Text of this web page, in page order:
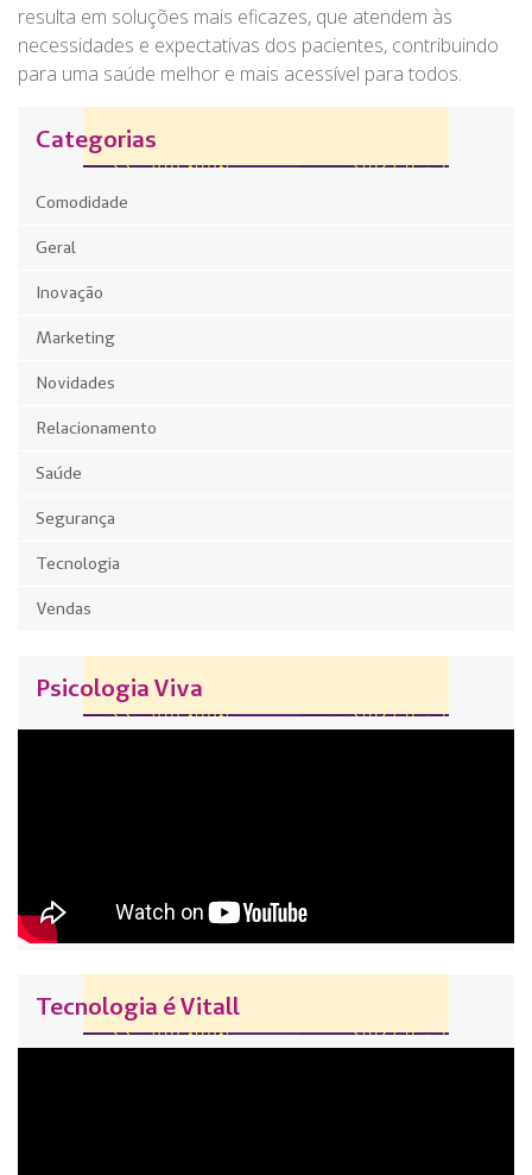
resulta em soluções mais eficazes, que atendem às
necessidades e expectativas dos pacientes, contribuindo
para uma saúde melhor e mais acessível para todos.
Categorias
Comodidade
Geral
Inovação
Marketing
Novidades
Relacionamento
Saúde
Segurança
Tecnologia
Vendas
Psicologia Viva
Tecnologia é Vitall